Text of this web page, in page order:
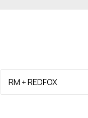
RM + REDFOX